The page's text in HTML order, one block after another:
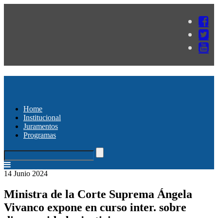
Home
Institucional
Juramentos
Programas
14 Junio 2024
Ministra de la Corte Suprema Ángela
Vivanco expone en curso inter. sobre